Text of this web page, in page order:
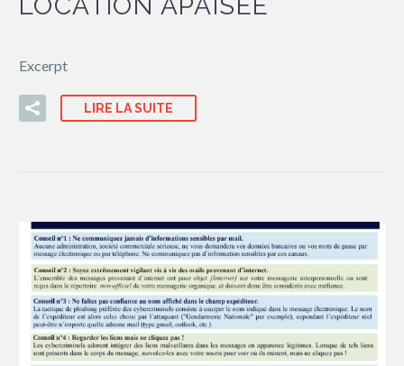
LOCATION APAISÉE
Excerpt
LIRE LA SUITE